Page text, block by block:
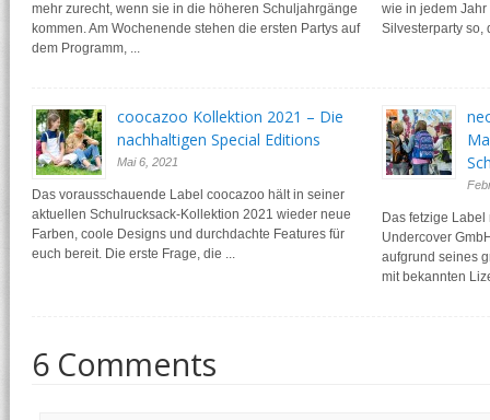
mehr zurecht, wenn sie in die höheren Schuljahrgänge
kommen. Am Wochenende stehen die ersten Partys auf
dem Programm, ...
wie in jedem
Silvesterparty so,
coocazoo Kollektion 2021 – Die
nachhaltigen Special Editions
Mai 6, 2021
Das vorausschauende Label coocazoo hält in seiner
aktuellen Schulrucksack-Kollektion 2021 wieder neue
Farben, coole Designs und durchdachte Features für
euch bereit. Die erste Frage, die ...
Das fetzige
Undercover
aufgrund seines
mit bekannten
6 Comments